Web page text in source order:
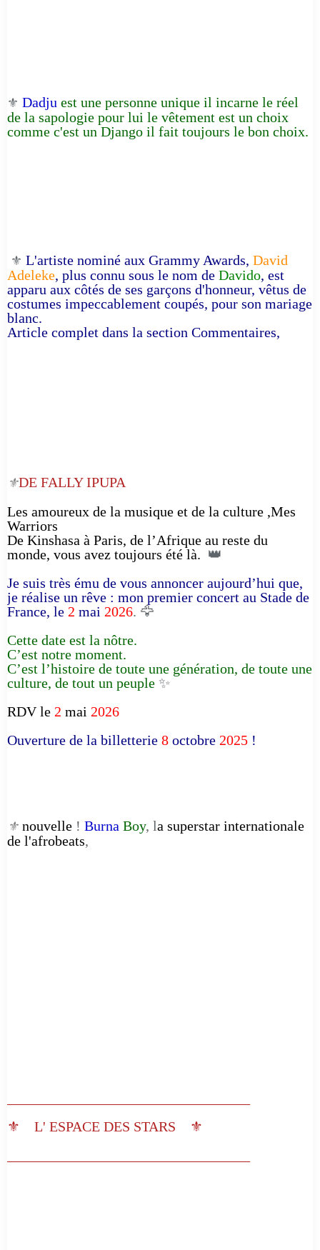
⚜️ Dadju est une personne unique il incarne le réel
de la sapologie pour lui le vêtement est un choix
comme c'est un Django il fait toujours le bon choix.
⚜️ L'artiste nominé aux Grammy Awards, David
Adeleke, plus connu sous le nom de Davido, est
apparu aux côtés de ses garçons d'honneur, vêtus de
costumes impeccablement coupés, pour son mariage
blanc.
Article complet dans la section Commentaires,
⚜️DE FALLY IPUPA
Les amoureux de la musique et de la culture ,Mes
Warriors
De Kinshasa à Paris, de l’Afrique au reste du
monde, vous avez toujours été là. 👑
Je suis très ému de vous annoncer aujourd’hui que,
je réalise un rêve : mon premier concert au Stade de
France, le 2 mai 2026. 🦅
Cette date est la nôtre.
C’est notre moment.
C’est l’histoire de toute une génération, de toute une
culture, de tout un peuple ✨
RDV le 2 mai 2026
Ouverture de la billetterie 8 octobre 2025 !
⚜️ nouvelle ! Burna Boy, la superstar internationale
de l'afrobeats,
⚜️ L' ESPACE DES STARS ⚜️